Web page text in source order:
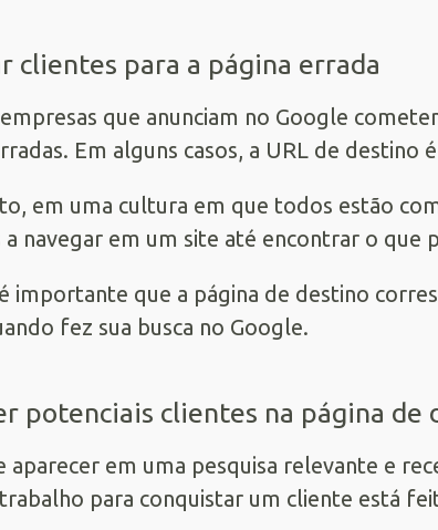
clientes para a página errada
que anunciam no Google
Em alguns casos, a URL de destino
em uma cultura em que todos estão
a navegar em um site até encontrar o que
importante que a página de destino
fez sua busca no Google.
potenciais clientes na página de
aparecer em uma pesquisa relevante e
para conquistar um cliente está